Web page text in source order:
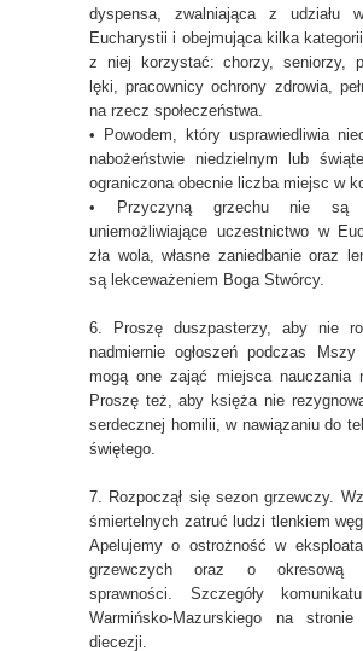
dyspensa, zwalniająca z udziału
Eucharystii i obejmująca kilka
z niej korzystać: chorzy, seniorzy,
lęki, pracownicy ochrony zdrowia,
na rzecz społeczeństwa.
• Powodem, który usprawiedliwia
nabożeństwie niedzielnym lub
ograniczona obecnie liczba miejsc w
• Przyczyną grzechu nie są
uniemożliwiające uczestnictwo w
zła wola, własne zaniedbanie oraz
są lekceważeniem Boga Stwórcy.
6. Proszę duszpasterzy, aby nie
nadmiernie ogłoszeń podczas
mogą one zająć miejsca nauczania
Proszę też, aby księża nie
serdecznej homilii, w nawiązaniu do
świętego.
7. Rozpoczął się sezon grzewczy.
śmiertelnych zatruć ludzi tlenkiem
Apelujemy o ostrożność w
grzewczych oraz o okresową
sprawności. Szczegóły
Warmińsko-Mazurskiego na stronie
diecezji.